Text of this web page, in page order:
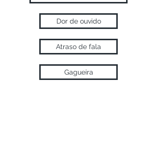
Dor de ouvido
Atraso de fala
Gagueira